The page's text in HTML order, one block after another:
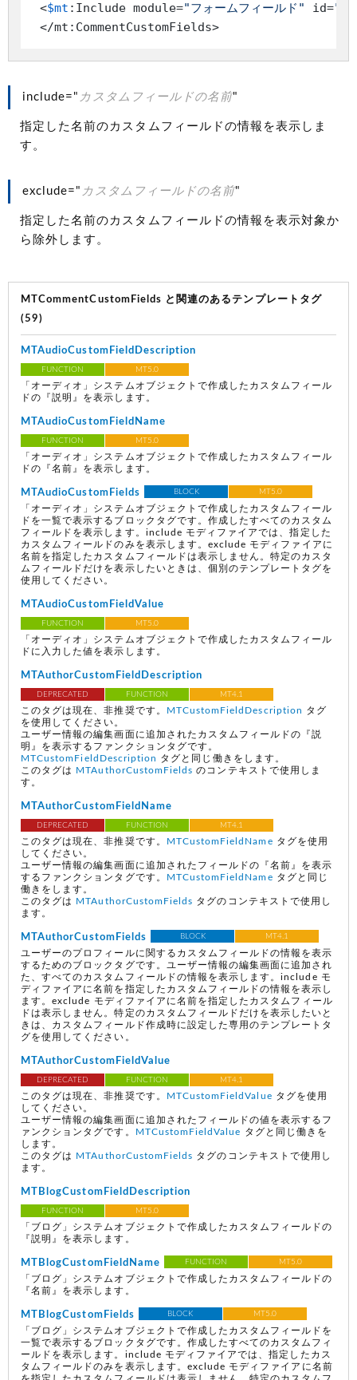
<$mt :Include module="フォームフィールド" id="
include=" カスタムフィールドの名前"
指定した名前のカスタムフィールドの情報を表示しま
す。
exclude=" カスタムフィールドの名前"
指定した名前のカスタムフィールドの情報を表示対象か
ら除外します。
MTCommentCustomFields と関連のあるテンプレートタグ
(59)
MTAudioCustomFieldDescription
FUNCTION MT5.0
「オーディオ」システムオブジェクトで作成したカスタムフィール
ドの『説明』を表示します。
MTAudioCustomFieldName
FUNCTION MT5.0
「オーディオ」システムオブジェクトで作成したカスタムフィール
ドの『名前』を表示します。
MTAudioCustomFields BLOCK MT5.0
「オーディオ」システムオブジェクトで作成したカスタムフィール
ドを一覧で表示するブロックタグです。作成したすべてのカスタム
フィールドを表示します。include モディファイアでは、指定した
カスタムフィールドのみを表示します。exclude モディファイアに
名前を指定したカスタムフィールドは表示しません。特定のカスタ
ムフィールドだけを表示したいときは、個別のテンプレートタグを
使用してください。
MTAudioCustomFieldValue
FUNCTION MT5.0
「オーディオ」システムオブジェクトで作成したカスタムフィール
ドに入力した値を表示します。
MTAuthorCustomFieldDescription
DEPRECATED FUNCTION MT4.1
このタグは現在、非推奨です。 MTCustomFieldDescription タグ
を使用してください。
ユーザー情報の編集画面に追加されたカスタムフィールドの『説
明』を表示するファンクションタグです。
MTCustomFieldDescription タグと同じ働きをします。
このタグは
MTAuthorCustomFields のコンテキストで使用しま
す。
MTAuthorCustomFieldName
DEPRECATED FUNCTION MT4.1
このタグは現在、非推奨です。 MTCustomFieldName タグを使用
してください。
ユーザー情報の編集画面に追加されたフィールドの『名前』を表示
するファンクションタグです。
MTCustomFieldName タグと同じ
働きをします。
このタグは
MTAuthorCustomFields タグのコンテキストで使用し
ます。
MTAuthorCustomFields BLOCK MT4.1
ユーザーのプロフィールに関するカスタムフィールドの情報を表示
するためのブロックタグです。ユーザー情報の編集画面に追加され
た、すべてのカスタムフィールドの情報を表示します。include モ
ディファイアに名前を指定したカスタムフィールドの情報を表示し
ます。exclude モディファイアに名前を指定したカスタムフィール
ドは表示しません。特定のカスタムフィールドだけを表示したいと
きは、カスタムフィールド作成時に設定した専用のテンプレートタ
グを使用してください。
MTAuthorCustomFieldValue
DEPRECATED FUNCTION MT4.1
このタグは現在、非推奨です。 MTCustomFieldValue タグを使用
してください。
ユーザー情報の編集画面に追加されたフィールドの値を表示するフ
ァンクションタグです。
MTCustomFieldValue タグと同じ働きを
します。
このタグは
MTAuthorCustomFields タグのコンテキストで使用し
ます。
MTBlogCustomFieldDescription
FUNCTION MT5.0
「ブログ」システムオブジェクトで作成したカスタムフィールドの
『説明』を表示します。
MTBlogCustomFieldName FUNCTION MT5.0
「ブログ」システムオブジェクトで作成したカスタムフィールドの
『名前』を表示します。
MTBlogCustomFields BLOCK MT5.0
「ブログ」システムオブジェクトで作成したカスタムフィールドを
一覧で表示するブロックタグです。作成したすべてのカスタムフィ
ールドを表示します。include モディファイアでは、指定したカス
タムフィールドのみを表示します。exclude モディファイアに名前